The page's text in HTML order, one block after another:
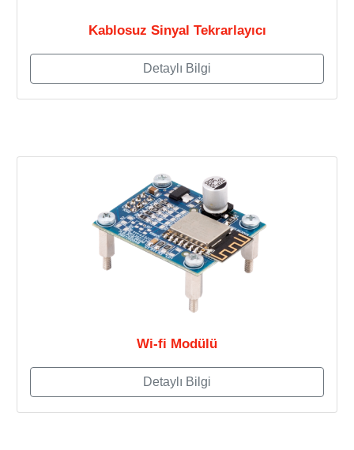
Kablosuz Sinyal Tekrarlayıcı
Detaylı Bilgi
Wi-fi Modülü
Detaylı Bilgi